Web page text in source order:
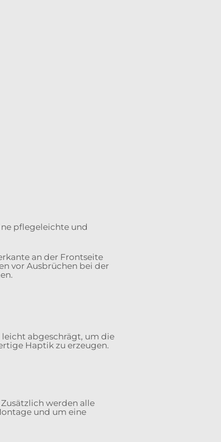
pflegeleichte und
an der Frontseite
vor Ausbrüchen bei der
leicht abgeschrägt, um die
Haptik zu erzeugen.
werden alle
und um eine